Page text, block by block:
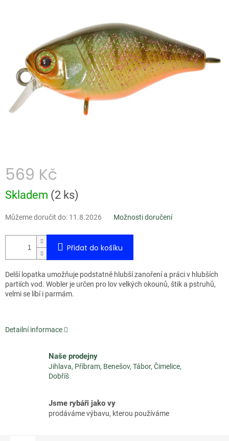
569 Kč
Měrná
cena:
Skladem (2 ks)
Můžeme doručit do: 11.8.2026 Možnosti doručení
Přidat do košíku
Delší lopatka umožňuje podstatně hlubší zanoření a práci v hlubších
partiích vod. Wobler je určen pro lov velkých okounů, štik a pstruhů,
velmi se líbí i parmám.
Detailní informace
Naše prodejny
Jihlava, Příbram, Benešov, Tábor, Čimelice,
Dobříš
Jsme rybáři jako vy
prodáváme výbavu, kterou používáme